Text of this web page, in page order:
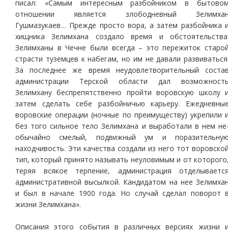
писал: «Самым интересным разбойником в
отношении является злободневный
Гушмазукаев… Прежде просто вора, а затем разбойника
хищника Зелимхана создало время и
Зелимханы в Чечне были всегда – это пережиток
страсти туземцев к набегам, но им не давали
За последнее же время неудовлетворительный
администрации Терской области дал
Зелимхану беспрепятственно пройти воровскую школу
затем сделать себе разбойничью карьеру.
воровские операции (ночные по преимуществу) укрепили
без того сильное тело Зелимхана и выработали в нем
обычайно смелый, подвижный ум и
находчивость. Эти качества создали из него тот
тип, который принято называть неуловимым и от
теряя всякое терпение, администрация
административной высылкой. Кандидатом на нее
и был в начале 1900 года. Но случай сделал поворот
жизни Зелимхана».
Описания этого события в различных версиях жизни